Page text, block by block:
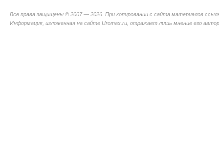
Все права защищены © 2007 — 2026. При копировании с сайта материалов
Информация, изложенная на сайте Uromax.ru, отражает лишь мнение его